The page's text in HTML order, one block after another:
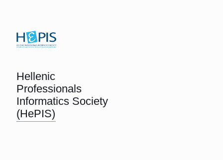
Hellenic
Professionals
Informatics Society
(HePIS)